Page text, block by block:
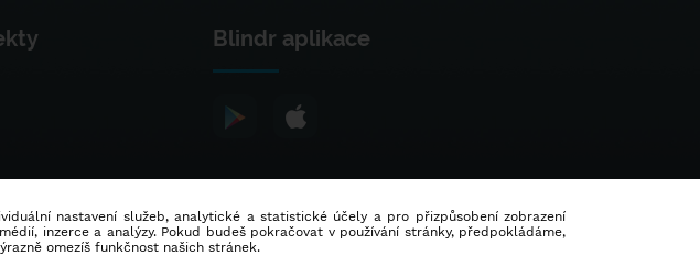
Blindr aplikace
nastavení služeb, analytické a statistické účely a pro přizpůsobení zobrazení
inzerce a analýzy. Pokud budeš pokračovat v používání stránky, předpokládáme,
omezíš funkčnost našich stránek.